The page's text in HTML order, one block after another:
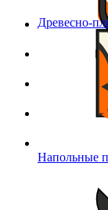
Древесно-
Напольные